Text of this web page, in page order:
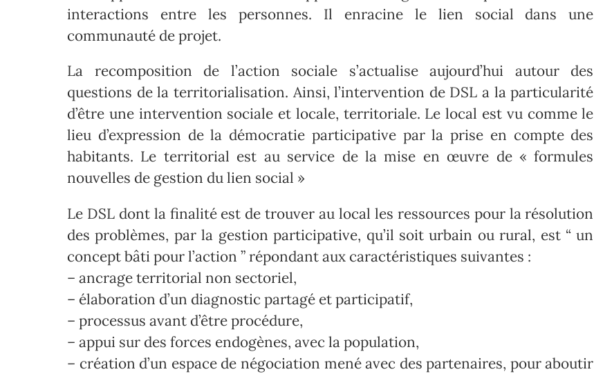
interactions entre les personnes. Il enracine le lien social dans une
communauté de projet.
La recomposition de l’action sociale s’actualise aujourd’hui autour des
questions de la territorialisation. Ainsi, l’intervention de DSL a la particularité
d’être une intervention sociale et locale, territoriale. Le local est vu comme le
lieu d’expression de la démocratie participative par la prise en compte des
habitants. Le territorial est au service de la mise en œuvre de « formules
nouvelles de gestion du lien social »
Le DSL dont la finalité est de trouver au local les ressources pour la résolution
des problèmes, par la gestion participative, qu’il soit urbain ou rural, est “ un
concept bâti pour l’action ” répondant aux caractéristiques suivantes :
– ancrage territorial non sectoriel,
– élaboration d’un diagnostic partagé et participatif,
– processus avant d’être procédure,
– appui sur des forces endogènes, avec la population,
– création d’un espace de négociation mené avec des partenaires, pour aboutir